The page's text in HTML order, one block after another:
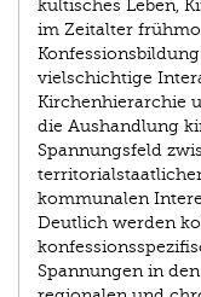
kultisches Leben,
im Zeitalter
vielschichtige
Kirchenhierarchie
die Aushandlung
Spannungsfeld
kommunalen
Deutlich werden
Spannungen in